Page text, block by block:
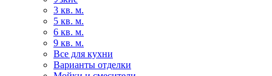
3 кв. м.
5 кв. м.
6 кв. м.
9 кв. м.
Все для кухни
Варианты отделки